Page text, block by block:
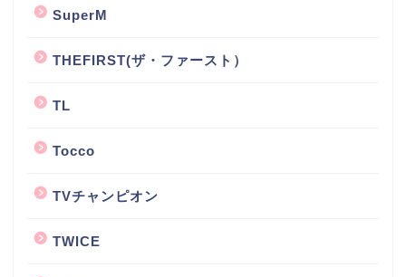
SuperM
THEFIRST(ザ・ファースト）
TL
Tocco
TVチャンピオン
TWICE